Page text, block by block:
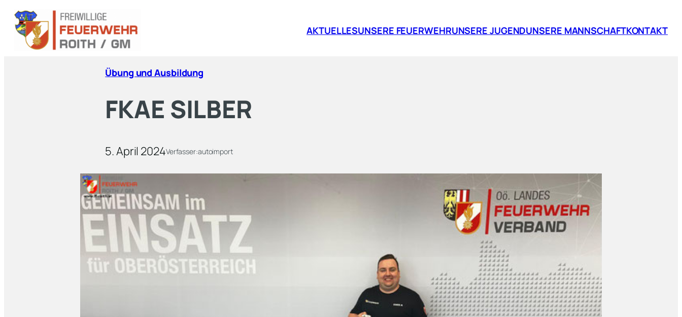
AKTUELLESUNSERE FEUERWEHRUNSERE JUGENDUNSERE MANNSCHAFTKONTAKT
Übung und Ausbildung
FKAE SILBER
5. April 2024Verfasser:autoimport